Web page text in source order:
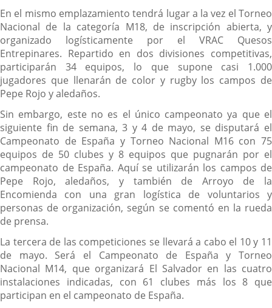
En el mismo emplazamiento tendrá lugar a la vez el Torneo
Nacional de la categoría M18, de inscripción abierta, y
organizado logísticamente por el VRAC Quesos
Entrepinares. Repartido en dos divisiones competitivas,
participarán 34 equipos, lo que supone casi 1.000
jugadores que llenarán de color y rugby los campos de
Pepe Rojo y aledaños.
Sin embargo, este no es el único campeonato ya que el
siguiente fin de semana, 3 y 4 de mayo, se disputará el
Campeonato de España y Torneo Nacional M16 con 75
equipos de 50 clubes y 8 equipos que pugnarán por el
campeonato de España. Aquí se utilizarán los campos de
Pepe Rojo, aledaños, y también de Arroyo de la
Encomienda con una gran logística de voluntarios y
personas de organización, según se comentó en la rueda
de prensa.
La tercera de las competiciones se llevará a cabo el 10 y 11
de mayo. Será el Campeonato de España y Torneo
Nacional M14, que organizará El Salvador en las cuatro
instalaciones indicadas, con 61 clubes más los 8 que
participan en el campeonato de España.